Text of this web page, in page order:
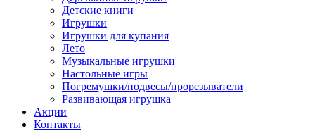
Детские книги
Игрушки
Игрушки для купания
Лето
Музыкальные игрушки
Настольные игры
Погремушки/подвесы/прорезыватели
Развивающая игрушка
Акции
Контакты